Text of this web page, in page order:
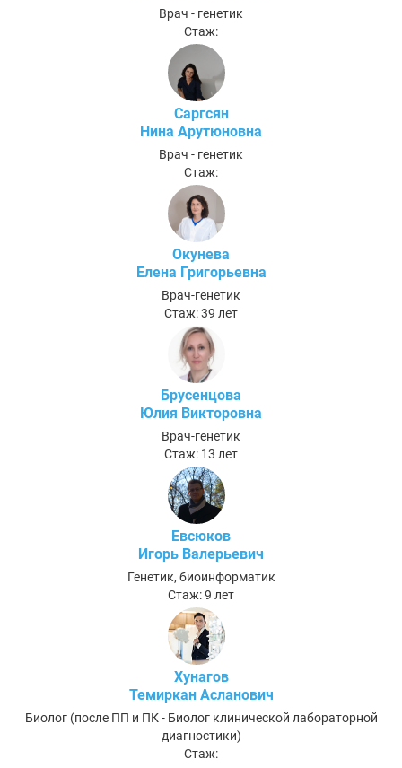
Врач - генетик
Стаж:
Саргсян
Нина Арутюновна
Врач - генетик
Стаж:
Окунева
Елена Григорьевна
Врач-генетик
Стаж: 39 лет
Брусенцова
Юлия Викторовна
Врач-генетик
Стаж: 13 лет
Евсюков
Игорь Валерьевич
Генетик, биоинформатик
Стаж: 9 лет
Хунагов
Темиркан Асланович
Биолог (после ПП и ПК - Биолог клинической лабораторной
диагностики)
Стаж: